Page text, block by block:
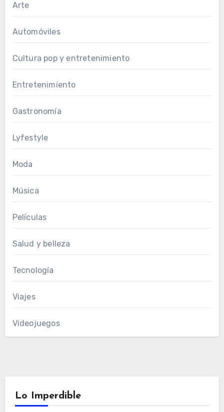
Arte
Automóviles
Cultura pop y entretenimiento
Entretenimiento
Gastronomía
Lyfestyle
Moda
Música
Películas
Salud y belleza
Tecnología
Viajes
Videojuegos
Lo Imperdible